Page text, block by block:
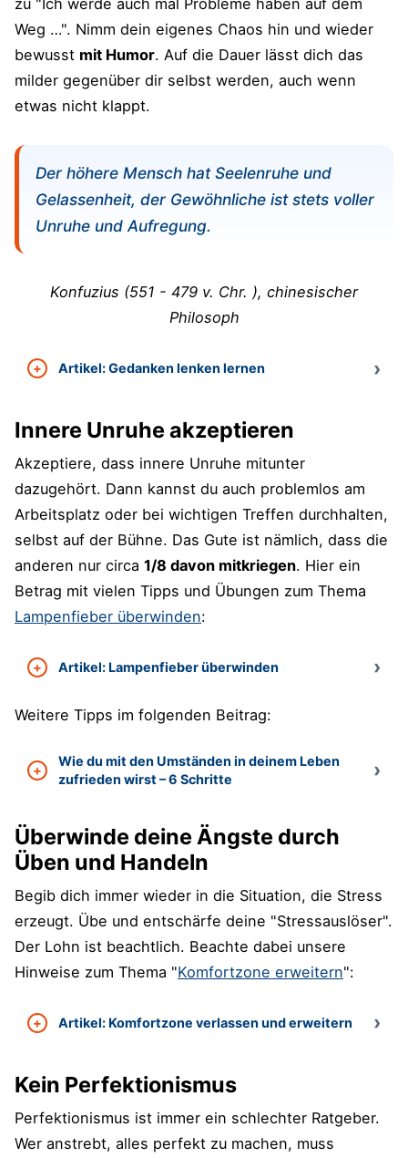
Weg …". Nimm dein eigenes Chaos hin und wieder
bewusst mit Humor. Auf die Dauer lässt dich das
milder gegenüber dir selbst werden, auch wenn
etwas nicht klappt.
Der höhere Mensch hat Seelenruhe und
Gelassenheit, der Gewöhnliche ist stets voller
Unruhe und Aufregung.
Konfuzius (551 - 479 v. Chr. ), chinesischer
Philosoph
Artikel: Gedanken lenken lernen
Innere Unruhe akzeptieren
Akzeptiere, dass innere Unruhe mitunter
dazugehört. Dann kannst du auch problemlos am
Arbeitsplatz oder bei wichtigen Treffen durchhalten,
selbst auf der Bühne. Das Gute ist nämlich, dass die
anderen nur circa 1/8 davon mitkriegen. Hier ein
Betrag mit vielen Tipps und Übungen zum Thema
Lampenfieber überwinden:
Artikel: Lampenfieber überwinden
Weitere Tipps im folgenden Beitrag:
Wie du mit den Umständen in deinem Leben
zufrieden wirst – 6 Schritte
Überwinde deine Ängste durch
Üben und Handeln
Begib dich immer wieder in die Situation, die Stress
erzeugt. Übe und entschärfe deine "Stressauslöser".
Der Lohn ist beachtlich. Beachte dabei unsere
Hinweise zum Thema "Komfortzone erweitern":
Artikel: Komfortzone verlassen und erweitern
Kein Perfektionismus
Perfektionismus ist immer ein schlechter Ratgeber.
Wer anstrebt, alles perfekt zu machen, muss